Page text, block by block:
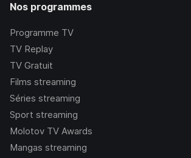
Nos programmes
Programme TV
TV Replay
TV Gratuit
Films streaming
Séries streaming
Sport streaming
Molotov TV Awards
Mangas streaming